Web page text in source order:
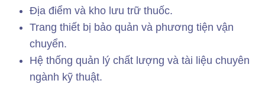
Địa điểm và kho lưu trữ thuốc.
Trang thiết bị bảo quản và phương tiện vận
chuyển.
Hệ thống quản lý chất lượng và tài liệu chuyên
ngành kỹ thuật.